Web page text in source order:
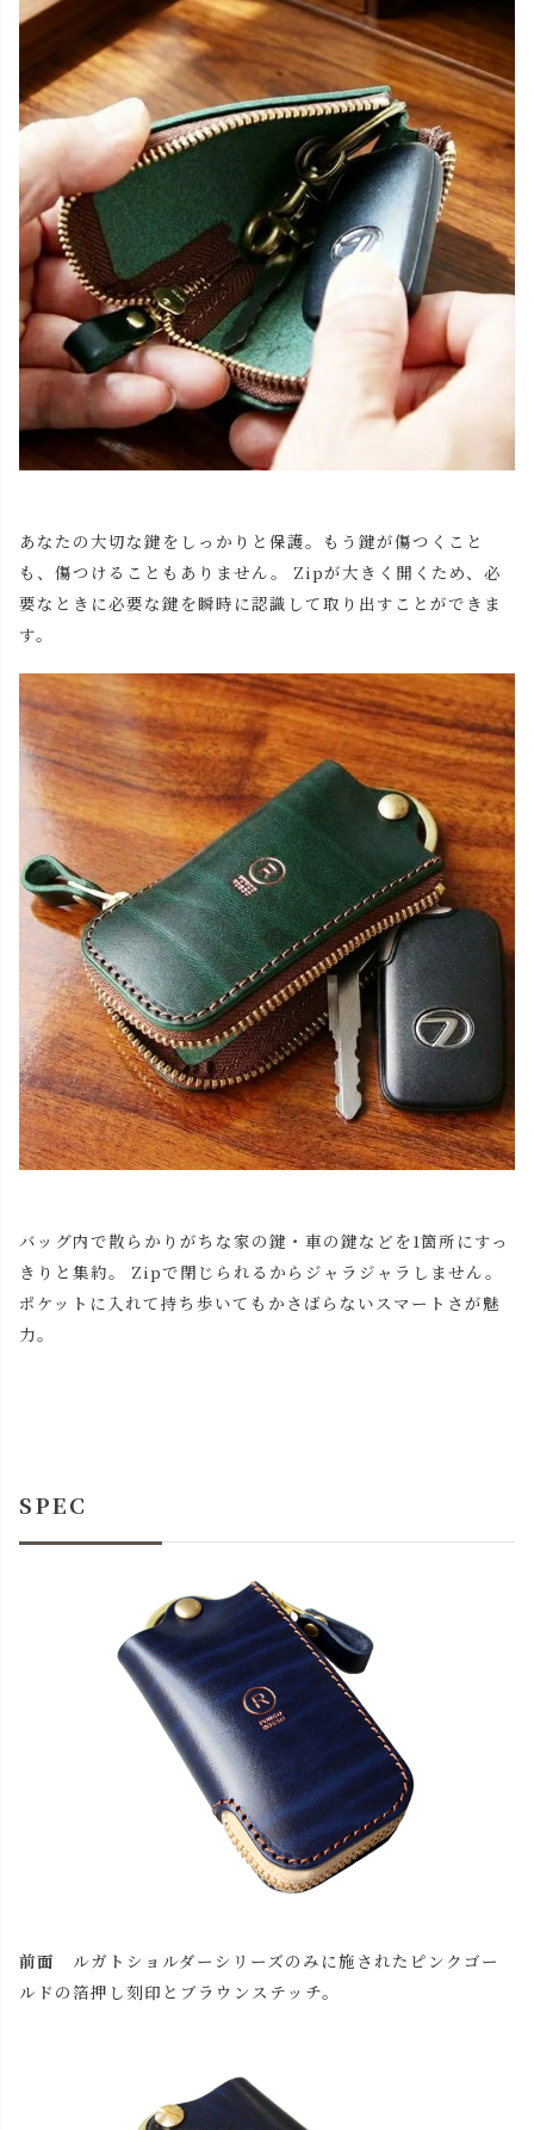
名入れについて【アルファベット大文字のみ、3文字まで】
あなたの大切な鍵をしっかりと保護。もう鍵が傷つくこと
も、傷つけることもありません。 Zipが大きく開くため、必
要なときに必要な鍵を瞬時に認識して取り出すことができま
す。
バッグ内で散らかりがちな家の鍵・車の鍵などを1箇所にすっ
きりと集約。 Zipで閉じられるからジャラジャラしません。
ポケットに入れて持ち歩いてもかさばらないスマートさが魅
力。
SPEC
前面 ルガトショルダーシリーズのみに施されたピンクゴー
ルドの箔押し刻印とブラウンステッチ。